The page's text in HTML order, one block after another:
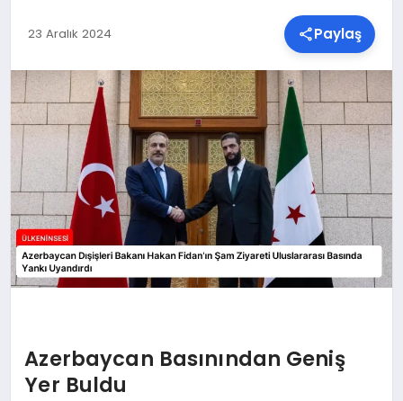
YAŞAM
MALATYA HABERLERI
23 Aralık 2024 Paylaş
Azerbaycan Basınından Geniş
Yer Buldu